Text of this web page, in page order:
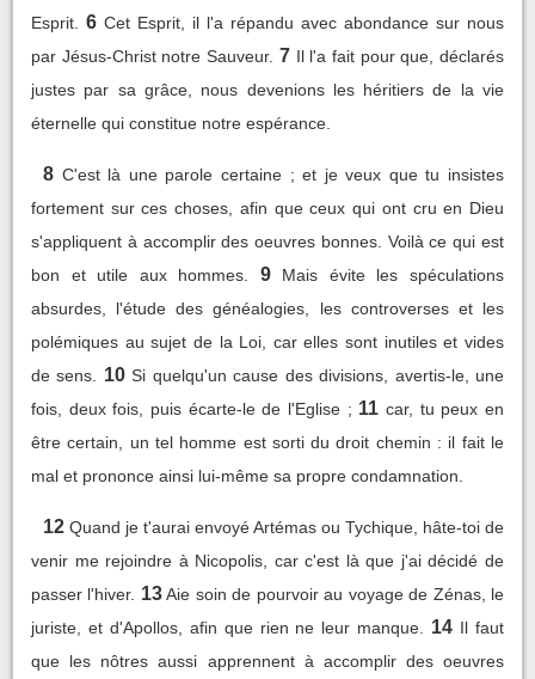
Esprit.
6 Cet Esprit, il l'a répandu avec abondance sur nous
par Jésus-Christ notre Sauveur. 7 Il l'a fait pour que, déclarés
justes par sa grâce, nous devenions les héritiers de la vie
éternelle qui constitue notre espérance.
8 C'est là une parole certaine ; et je veux que tu insistes
fortement sur ces choses, afin que ceux qui ont cru en Dieu
s'appliquent à accomplir des oeuvres bonnes. Voilà ce qui est
bon et utile aux hommes.
9
Mais évite les spéculations
absurdes, l'étude des généalogies, les controverses et les
polémiques au sujet de la Loi, car elles sont inutiles et vides
de sens.
10 Si quelqu'un cause des divisions, avertis-le, une
fois, deux fois, puis écarte-le de l'Eglise ; 11 car, tu peux en
être certain, un tel homme est sorti du droit chemin : il fait le
mal et prononce ainsi lui-même sa propre condamnation.
12 Quand je t'aurai envoyé Artémas ou Tychique, hâte-toi de
venir me rejoindre à Nicopolis, car c'est là que j'ai décidé de
passer l'hiver. 13 Aie soin de pourvoir au voyage de Zénas, le
juriste, et d'Apollos, afin que rien ne leur manque.
14 Il faut
que les nôtres aussi apprennent à accomplir des oeuvres